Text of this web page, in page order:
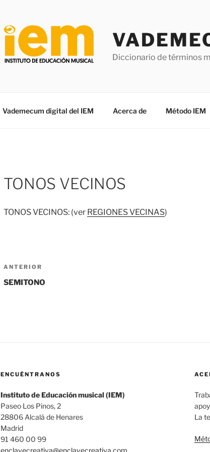
Diccionario de términos
Vademecum digital del IEM Acerca de Método IEM
TONOS VECINOS
TONOS VECINOS: (ver REGIONES VECINAS)
Navegación
de
Entrada
anterior:
ANTERIOR
SEMITONO
ENCUÉNTRANOS
Instituto de Educación musical (IEM)
Paseo Los Pinos, 2
28806 Alcalá de Henares
Madrid
91 460 00 99
enclavecreativa@enclavecreativa.com
La